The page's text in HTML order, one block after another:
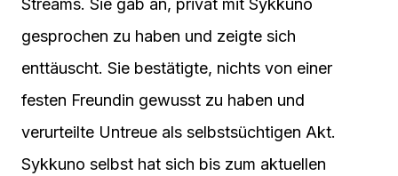
Streams. Sie gab an, privat mit Sykkuno
gesprochen zu haben und zeigte sich
enttäuscht. Sie bestätigte, nichts von einer
festen Freundin gewusst zu haben und
verurteilte Untreue als selbstsüchtigen Akt.
Sykkuno selbst hat sich bis zum aktuellen